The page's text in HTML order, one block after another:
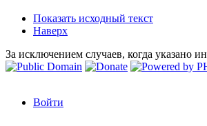
Показать исходный текст
Наверх
За исключением случаев, когда указано
Войти